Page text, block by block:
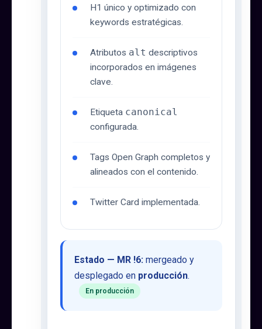
H1 único y optimizado con
keywords estratégicas.
Atributos alt descriptivos
incorporados en imágenes
clave.
Etiqueta canonical
configurada.
Tags Open Graph completos y
alineados con el contenido.
Twitter Card implementada.
Estado — MR !6: mergeado y
desplegado en producción.
En producción